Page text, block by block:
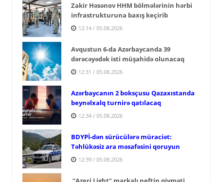
Zakir Həsənov HHM bölmələrinin hərbi
infrastrukturuna baxış keçirib
12:14 / 05.08.2026
Avqustun 6-da Azərbaycanda 39
dərəcəyədək isti müşahidə olunacaq
12:31 / 05.08.2026
Azərbaycanın 2 boksçusu Qazaxıstanda
beynəlxalq turnirə qatılacaq
12:34 / 05.08.2026
BDYPİ-dən sürücülərə müraciət:
Təhlükəsiz ara məsafəsini qoruyun
12:39 / 05.08.2026